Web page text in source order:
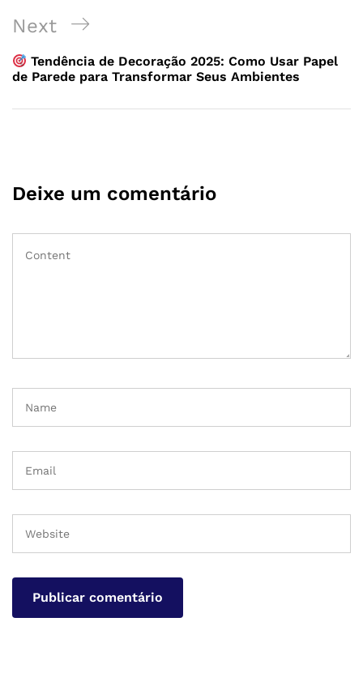
Next
Tendência de Decoração 2025: Como Usar Papel
de Parede para Transformar Seus Ambientes
Deixe um comentário